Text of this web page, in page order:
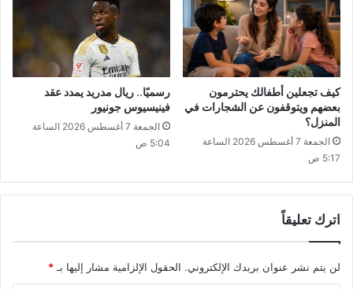
كيف تجعلين أطفالك يحترمون
بعضهم ويتوقفون عن الشجارات في
المنزل؟
الجمعة 7 أغسطس 2026 الساعة
5:17 ص
رسميًا.. ريال مدريد يمدد عقد
فينيسيوس جونيور
الجمعة 7 أغسطس 2026 الساعة
5:04 ص
اترك تعليقاً
لن يتم نشر عنوان بريدك الإلكتروني. الحقول الإلزامية مشار إليها بـ*